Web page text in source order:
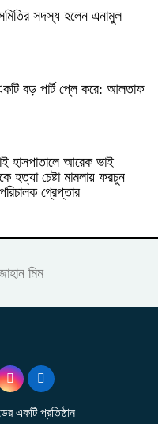
সদস্য হলেন এনামুল
বড় পার্ট প্লে করে: আলতাফ
হাসপাতালে আরেক ভাই
হত্যা চেষ্টা মামলায় ফরচুন
গ্রেপ্তার
মিম
একটি প্রতিষ্ঠান